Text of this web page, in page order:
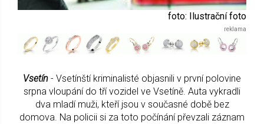
foto: Ilustrační foto
Vsetín - Vsetínští kriminalisté objasnili v první polovine
srpna vloupání do tří vozidel ve Vsetíně. Auta vykradli
dva mladí muži, kteří jsou v současné době bez
domova. Na policii si za toto počínání převzali záznam